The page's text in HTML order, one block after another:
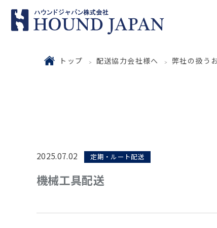
トップ 配送協力会社様へ 弊社の扱う
2025.07.02 定期・ルート配送
機械工具配送